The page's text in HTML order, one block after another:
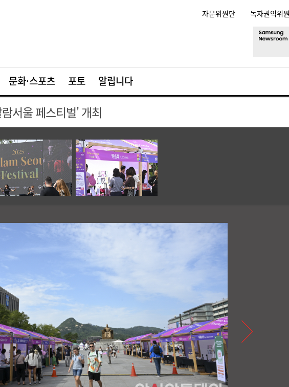
자문위원단 독자권익위
문화·스포츠 포토 알립니다
서울 페스티벌' 개최